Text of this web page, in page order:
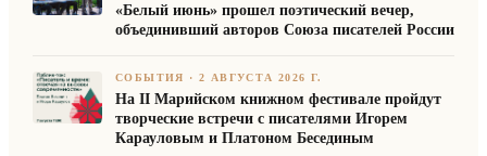
«Белый июнь» прошел поэтический вечер,
объединивший авторов Союза писателей России
СОБЫТИЯ ·2 АВГУСТА 2026 Г.
На II Марийском книжном фестивале пройдут
творческие встречи с писателями Игорем
Карауловым и Платоном Бесединым